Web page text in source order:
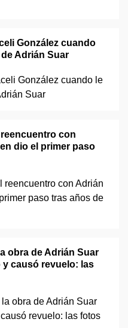
González cuando
Adrián Suar
con
dio el primer paso
obra de Adrián Suar
causó revuelo: las